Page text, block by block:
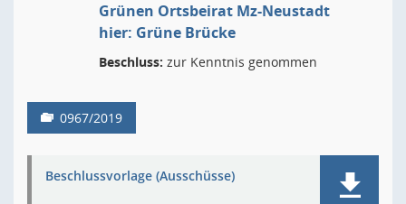
Grünen Ortsbeirat Mz-Neustadt
hier: Grüne Brücke
Beschluss: zur Kenntnis genommen
0967/2019
Beschlussvorlage (Ausschüsse)